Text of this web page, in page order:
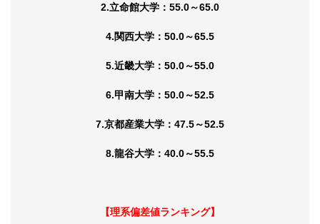
2.立命館大学：55.0～65.0
4.関西大学：50.0～65.5
5.近畿大学：50.0～55.0
6.甲南大学：50.0～52.5
7.京都産業大学：47.5～52.5
8.龍谷大学：40.0～55.5
【理系偏差値ランキング】